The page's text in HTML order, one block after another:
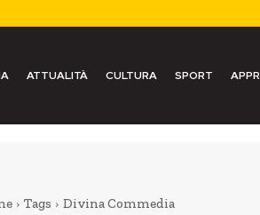
ATTUALITÀ CULTURA SPORT
Tags Divina Commedia